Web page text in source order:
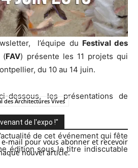
l’équipe du Festival des
(FAV) présente les 11 projets qui
du 10 au 14 juin.
dessous, les présentations de
de cet événement qui fête
édition sous le titre indiscutable
des Architectures Vives
de l'expo !"
e-mail pour vous abonner et recevoir
nouvel article.